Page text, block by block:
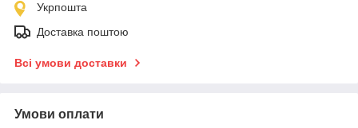
Укрпошта
Доставка поштою
Всі умови доставки
Умови оплати